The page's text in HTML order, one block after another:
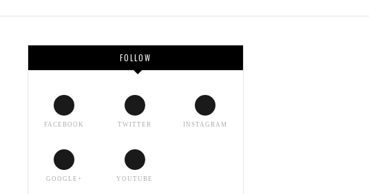
FOLLOW
FACEBOOK TWITTER INSTAGRAM
GOOGLE+ YOUTUBE